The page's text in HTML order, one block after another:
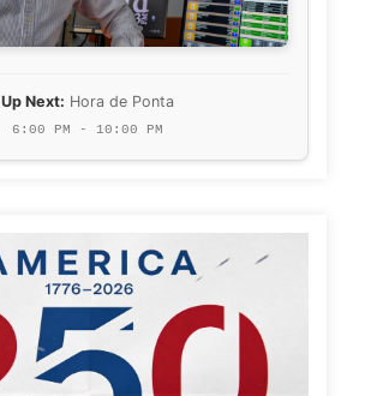
Up Next: Hora de Ponta
6:00 PM - 10:00 PM